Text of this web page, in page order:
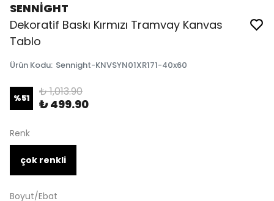
SENNİGHT
Dekoratif Baskı Kırmızı Tramvay Kanvas
Tablo
Ürün Kodu: Sennight-KNVSYN01XR171-40x60
%51 ₺ 1,013.90
₺ 499.90
Renk
çok renkli
Boyut/Ebat